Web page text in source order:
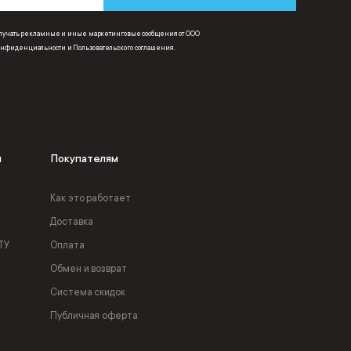
рекламные и иные маркетинговые сообщения от ООО
и Пользовательского соглашения
Покупателям
Как это работает
Доставка
Оплата
Обмен и возврат
Система скидок
Публичная оферта